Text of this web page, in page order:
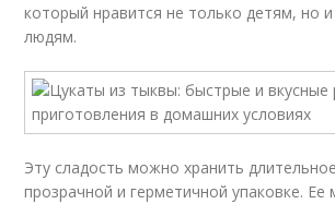
который нравится не только детям, но
людям.
Эту сладость можно хранить
прозрачной и герметичной упаковке.